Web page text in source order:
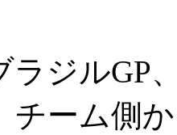
ラジルGP
チーム側